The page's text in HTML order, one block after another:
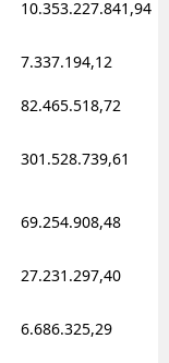
10.353.227.841,94
7.337.194,12
82.465.518,72
301.528.739,61
69.254.908,48
27.231.297,40
6.686.325,29